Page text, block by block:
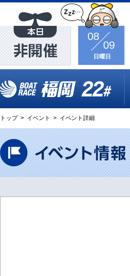
08
09
日曜日
トップ > イベント > イベント詳細